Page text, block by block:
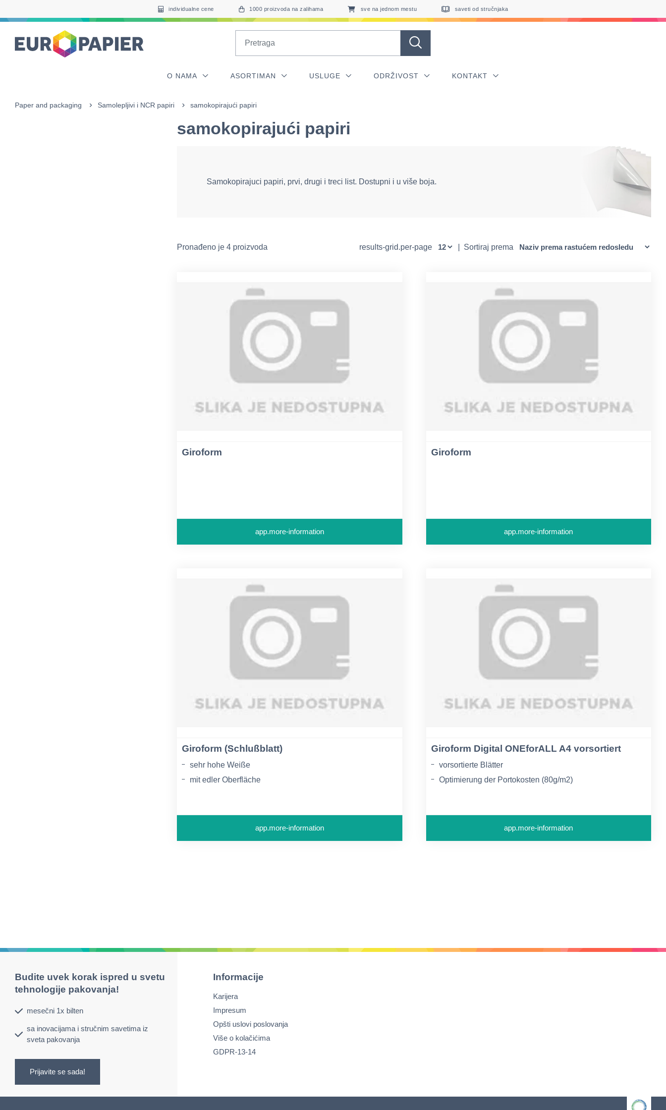
individualne cene 1000 proizvoda na zalihama sve na jednom mestu saveti od stručnjaka
O NAMA ASORTIMAN USLUGE ODRŽIVOST KONTAKT
Paper and packaging Samolepljivi i NCR papiri samokopirajući papiri
samokopirajući papiri
Samokopirajuci papiri, prvi, drugi i treci list. Dostupni i u više boja.
Pronađeno je 4 proizvoda results-grid.per-page Sortiraj prema
Giroform
app.more-information
Giroform
app.more-information
Giroform (Schlußblatt)
sehr hohe Weiße
mit edler Oberfläche
app.more-information
Giroform Digital ONEforALL A4 vorsortiert
vorsortierte Blätter
Optimierung der Portokosten (80g/m2)
app.more-information
Budite uvek korak ispred u svetu
tehnologije pakovanja!
mesečni 1x bilten
sa inovacijama i stručnim savetima iz
sveta pakovanja
Prijavite se sada!
Informacije
Karijera
Impresum
Opšti uslovi poslovanja
Više o kolačićima
GDPR-13-14